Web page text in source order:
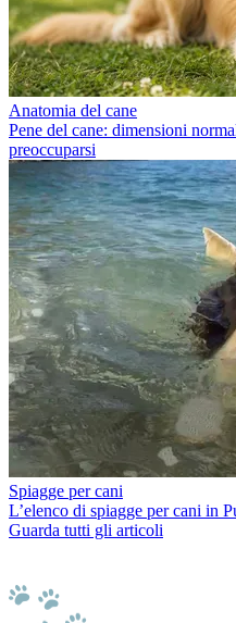
Anatomia del cane
Pene del cane: dimensioni
preoccuparsi
Spiagge per cani
L’elenco di spiagge per cani in
Guarda tutti gli articoli